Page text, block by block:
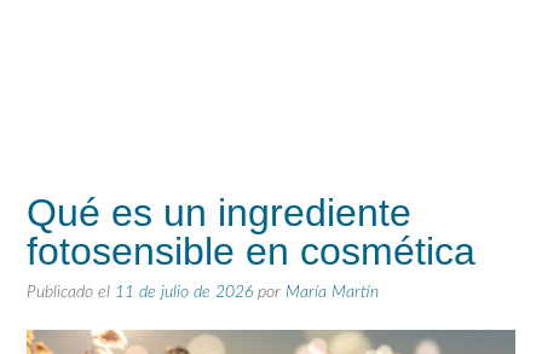
Qué es un ingrediente
fotosensible en cosmética
Publicado el 11 de julio de 2026 por María Martín